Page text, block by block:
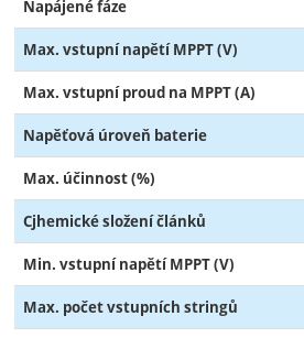
Napájené fáze
Max. vstupní napětí MPPT (V)
Max. vstupní proud na MPPT (A)
Napěťová úroveň baterie
Max. účinnost (%)
Cjhemické složení článků
Min. vstupní napětí MPPT (V)
Max. počet vstupních stringů